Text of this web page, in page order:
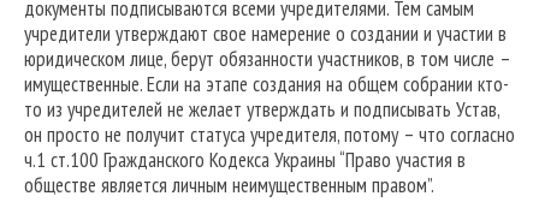
документы подписываются всеми учредителями. Тем самым
учредители утверждают свое намерение о создании и участии в
юридическом лице, берут обязанности участников, в том числе –
имущественные. Если на этапе создания на общем собрании кто-
то из учредителей не желает утверждать и подписывать Устав,
он просто не получит статуса учредителя, потому – что согласно
ч.1 ст.100 Гражданского Кодекса Украины “Право участия в
обществе является личным неимущественным правом”.